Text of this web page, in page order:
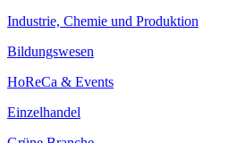
Industrie, Chemie und Produktion
Bildungswesen
HoReCa & Events
Einzelhandel